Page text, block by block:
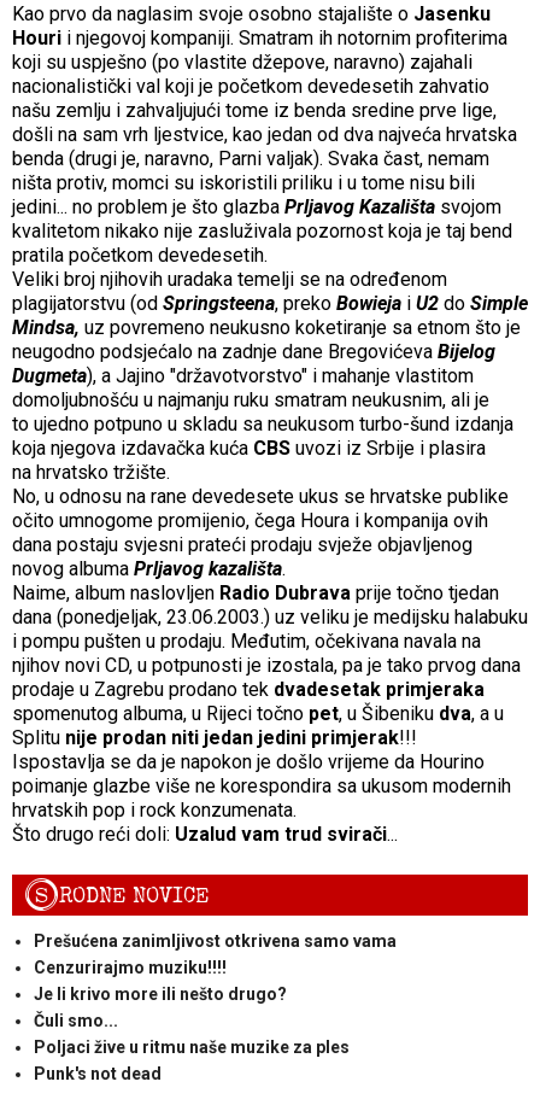
Kao prvo da naglasim svoje osobno stajalište o Jasenku
Houri i njegovoj kompaniji. Smatram ih notornim profiterima
koji su uspješno (po vlastite džepove, naravno) zajahali
nacionalistički val koji je početkom devedesetih zahvatio
našu zemlju i zahvaljujući tome iz benda sredine prve lige,
došli na sam vrh ljestvice, kao jedan od dva najveća hrvatska
benda (drugi je, naravno, Parni valjak). Svaka čast, nemam
ništa protiv, momci su iskoristili priliku i u tome nisu bili
jedini... no problem je što glazba Prljavog Kazališta svojom
kvalitetom nikako nije zasluživala pozornost koja je taj bend
pratila početkom devedesetih.
Veliki broj njihovih uradaka temelji se na određenom
plagijatorstvu (od Springsteena, preko Bowieja i U2 do Simple
Mindsa, uz povremeno neukusno koketiranje sa etnom što je
neugodno podsjećalo na zadnje dane Bregovićeva Bijelog
Dugmeta), a Jajino "državotvorstvo" i mahanje vlastitom
domoljubnošću u najmanju ruku smatram neukusnim, ali je
to ujedno potpuno u skladu sa neukusom turbo-šund izdanja
koja njegova izdavačka kuća CBS uvozi iz Srbije i plasira
na hrvatsko tržište.
No, u odnosu na rane devedesete ukus se hrvatske publike
očito umnogome promijenio, čega Houra i kompanija ovih
dana postaju svjesni prateći prodaju svježe objavljenog
novog albuma Prljavog kazališta.
Naime, album naslovljen Radio Dubrava prije točno tjedan
dana (ponedjeljak, 23.06.2003.) uz veliku je medijsku halabuku
i pompu pušten u prodaju. Međutim, očekivana navala na
njihov novi CD, u potpunosti je izostala, pa je tako prvog dana
prodaje u Zagrebu prodano tek dvadesetak primjeraka
spomenutog albuma, u Rijeci točno pet, u Šibeniku dva, a u
Splitu nije prodan niti jedan jedini primjerak!!!
Ispostavlja se da je napokon je došlo vrijeme da Hourino
poimanje glazbe više ne korespondira sa ukusom modernih
hrvatskih pop i rock konzumenata.
Što drugo reći doli: Uzalud vam trud svirači...
SRODNE NOVICE
Prešućena zanimljivost otkrivena samo vama
Cenzurirajmo muziku!!!!
Je li krivo more ili nešto drugo?
Čuli smo...
Poljaci žive u ritmu naše muzike za ples
Punk's not dead